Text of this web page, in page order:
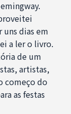
dias em
a ler o livro.
de um
artistas,
começo do
as festas